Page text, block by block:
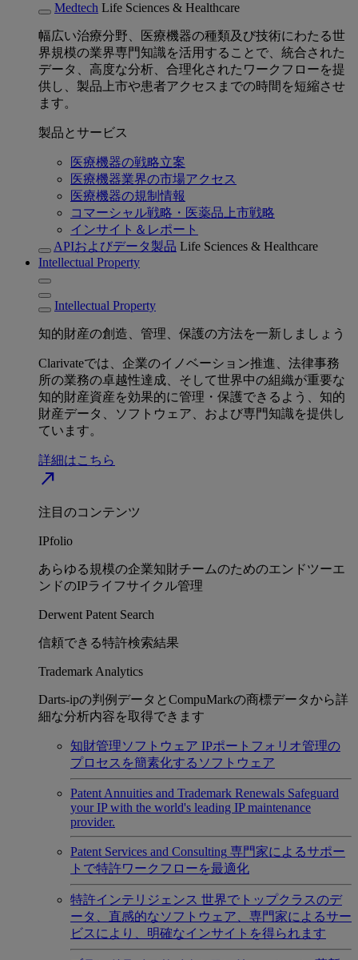
Medtech Life Sciences & Healthcare
幅広い治療分野、医療機器の種類及び技術にわたる世
界規模の業界専門知識を活用することで、統合された
データ、高度な分析、合理化されたワークフローを提
供し、製品上市や患者アクセスまでの時間を短縮させ
ます。
製品とサービス
医療機器の戦略立案
医療機器業界の市場アクセス
医療機器の規制情報
コマーシャル戦略・医薬品上市戦略
インサイト＆レポート
APIおよびデータ製品 Life Sciences & Healthcare
Intellectual Property
Intellectual Property
知的財産の創造、管理、保護の方法を一新しましょう
Clarivateでは、企業のイノベーション推進、法律事務
所の業務の卓越性達成、そして世界中の組織が重要な
知的財産資産を効果的に管理・保護できるよう、知的
財産データ、ソフトウェア、および専門知識を提供し
ています。
詳細はこちら
north_east
注目のコンテンツ
IPfolio
あらゆる規模の企業知財チームのためのエンドツーエ
ンドのIPライフサイクル管理
Derwent Patent Search
信頼できる特許検索結果
Trademark Analytics
Darts-ipの判例データとCompuMarkの商標データから詳
細な分析内容を取得できます
知財管理ソフトウェア IPポートフォリオ管理の
プロセスを簡素化するソフトウェア
Patent Annuities and Trademark Renewals Safeguard
your IP with the world's leading IP maintenance
provider.
Patent Services and Consulting 専門家によるサポー
トで特許ワークフローを最適化
特許インテリジェンス 世界でトップクラスのデ
ータ、直感的なソフトウェア、専門家によるサー
ビスにより、明確なインサイトを得られます